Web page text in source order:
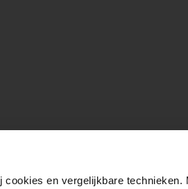
en vergelijkbare technieken.